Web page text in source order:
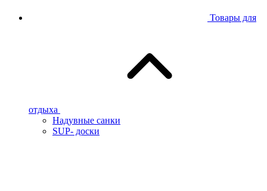
Товары для
отдыха
Надувные санки
SUP- доски